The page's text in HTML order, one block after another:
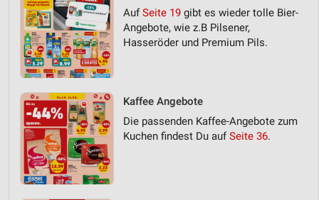
AufSeite 19 gibt es wieder tolle Bier-
Angebote, wie z.B Pilsener,
Hasseröder und Premium Pils.
Kaffee Angebote
Die passenden Kaffee-Angebote zum
Kuchen findest Du aufSeite 36.
Verwendung genauer Standortdaten
Geräte anhand von aktiv angeforderten
Informationen identifizieren
Nicht-IAB-Verarbeitungszwecke:
Notwendig
Performance
Funktional
Werbung